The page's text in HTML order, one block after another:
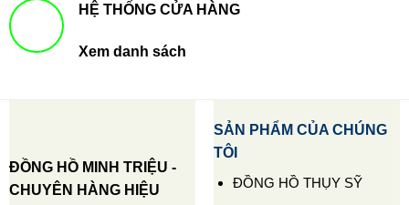
HỆ THỐNG CỬA HÀNG
Xem danh sách
ĐỒNG HỒ MINH TRIỆU -
CHUYÊN HÀNG HIỆU
SẢN PHẨM CỦA CHÚNG
TÔI
ĐỒNG HỒ THỤY SỸ